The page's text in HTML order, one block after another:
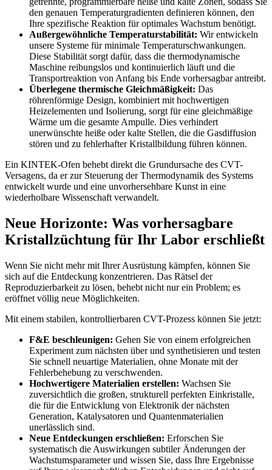
den genauen Temperaturgradienten definieren können, den
Ihre spezifische Reaktion für optimales Wachstum benötigt.
Außergewöhnliche Temperaturstabilität: Wir entwickeln
unsere Systeme für minimale Temperaturschwankungen.
Diese Stabilität sorgt dafür, dass die thermodynamische
Maschine reibungslos und kontinuierlich läuft und die
Transportreaktion von Anfang bis Ende vorhersagbar antreibt.
Überlegene thermische Gleichmäßigkeit: Das
röhrenförmige Design, kombiniert mit hochwertigen
Heizelementen und Isolierung, sorgt für eine gleichmäßige
Wärme um die gesamte Ampulle. Dies verhindert
unerwünschte heiße oder kalte Stellen, die die Gasdiffusion
stören und zu fehlerhafter Kristallbildung führen können.
Ein KINTEK-Ofen behebt direkt die Grundursache des CVT-
Versagens, da er zur Steuerung der Thermodynamik des Systems
entwickelt wurde und eine unvorhersehbare Kunst in eine
wiederholbare Wissenschaft verwandelt.
Neue Horizonte: Was vorhersagbare
Kristallzüchtung für Ihr Labor erschließt
Wenn Sie nicht mehr mit Ihrer Ausrüstung kämpfen, können Sie
sich auf die Entdeckung konzentrieren. Das Rätsel der
Reproduzierbarkeit zu lösen, behebt nicht nur ein Problem; es
eröffnet völlig neue Möglichkeiten.
Mit einem stabilen, kontrollierbaren CVT-Prozess können Sie jetzt:
F&E beschleunigen: Gehen Sie von einem erfolgreichen
Experiment zum nächsten über und synthetisieren und testen
Sie schnell neuartige Materialien, ohne Monate mit der
Fehlerbehebung zu verschwenden.
Hochwertigere Materialien erstellen: Wachsen Sie
zuversichtlich die großen, strukturell perfekten Einkristalle,
die für die Entwicklung von Elektronik der nächsten
Generation, Katalysatoren und Quantenmaterialien
unerlässlich sind.
Neue Entdeckungen erschließen: Erforschen Sie
systematisch die Auswirkungen subtiler Änderungen der
Wachstumsparameter und wissen Sie, dass Ihre Ergebnisse